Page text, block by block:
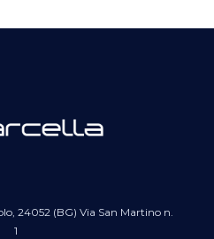
24052 (BG) Via San Martino n.
1